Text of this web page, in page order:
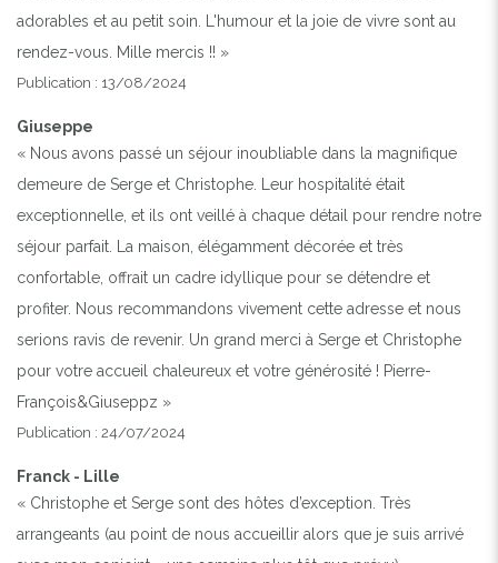
adorables et au petit soin. L'humour et la joie de vivre sont au
rendez-vous. Mille mercis !! »
Publication : 13/08/2024
Giuseppe
« Nous avons passé un séjour inoubliable dans la magnifique
demeure de Serge et Christophe. Leur hospitalité était
exceptionnelle, et ils ont veillé à chaque détail pour rendre notre
séjour parfait. La maison, élégamment décorée et très
confortable, offrait un cadre idyllique pour se détendre et
profiter. Nous recommandons vivement cette adresse et nous
serions ravis de revenir. Un grand merci à Serge et Christophe
pour votre accueil chaleureux et votre générosité ! Pierre-
François&Giuseppz »
Publication : 24/07/2024
Franck - Lille
« Christophe et Serge sont des hôtes d’exception. Très
arrangeants (au point de nous accueillir alors que je suis arrivé